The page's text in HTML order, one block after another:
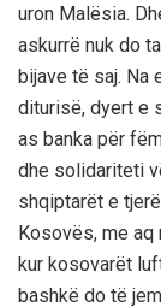
uron Malësia.
askurrë nuk do
bijave të saj. Na
diturisë, dyert e
as banka për
dhe solidariteti
shqiptarët e
Kosovës, me aq
kur kosovarët
bashkë do të